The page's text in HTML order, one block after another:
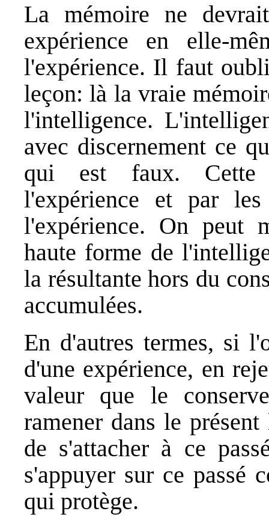
La mémoire ne
expérience en elle-
l'expérience. Il faut
leçon: là la vraie
l'intelligence.
avec discernement ce
qui est faux. Cette
l'expérience et par
l'expérience. On peut
haute forme de
la résultante hors du
accumulées.
En d'autres termes, si
d'une expérience, en
valeur que le
ramener dans le
de s'attacher à ce
s'appuyer sur ce passé
qui protège.